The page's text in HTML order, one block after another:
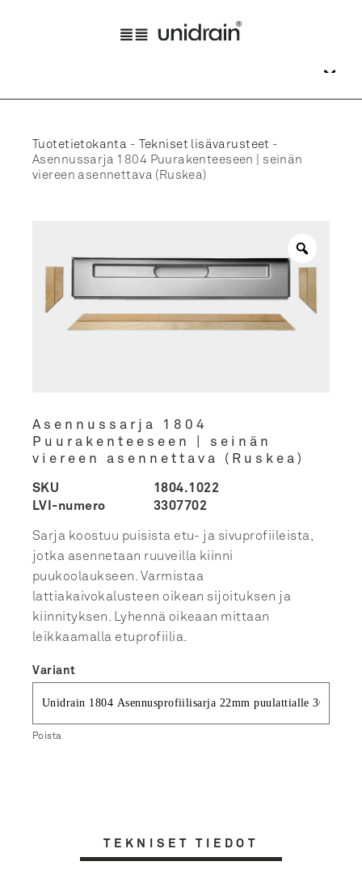
Tuotetietokanta - Tekniset lisävarusteet -
Asennussarja 1804 Puurakenteeseen | seinän
viereen asennettava (Ruskea)
Asennussarja 1804
Puurakenteeseen | seinän
viereen asennettava (Ruskea)
SKU
1804.1022
LVI-numero
3307702
Sarja koostuu puisista etu- ja sivuprofiileista,
jotka asennetaan ruuveilla kiinni
puukoolaukseen. Varmistaa
lattiakaivokalusteen oikean sijoituksen ja
kiinnityksen. Lyhennä oikeaan mittaan
leikkaamalla etuprofiilia.
Variant
Poista
TEKNISET TIEDOT